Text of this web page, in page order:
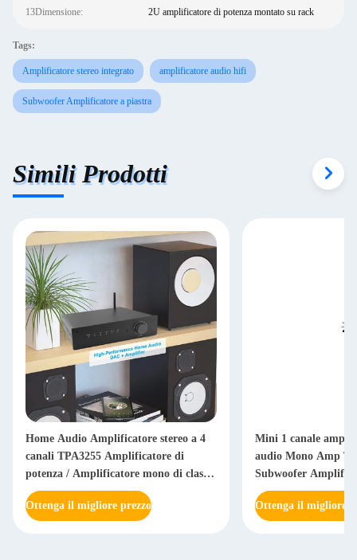
13Dimensione: 2U amplificatore di potenza montato su rack
Tags:
Amplificatore stereo integrato amplificatore audio hifi
Subwoofer Amplificatore a piastra
Simili Prodotti
Home Audio Amplificatore stereo a 4
canali TPA3255 Amplificatore di
potenza / Amplificatore mono di classe
D
Ottenga il migliore prezzo
Mini 1 canale
audio Mono Amp
Subwoofer
Ottenga il migliore